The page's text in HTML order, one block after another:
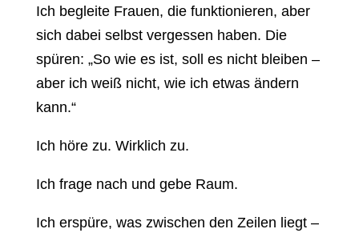
Ich begleite Frauen, die funktionieren, aber
sich dabei selbst vergessen haben. Die
spüren: „So wie es ist, soll es nicht bleiben –
aber ich weiß nicht, wie ich etwas ändern
kann.“
Ich höre zu. Wirklich zu.
Ich frage nach und gebe Raum.
Ich erspüre, was zwischen den Zeilen liegt –